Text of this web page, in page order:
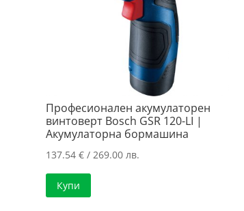
Професионален акумулаторен
винтоверт Bosch GSR 120-LI |
Акумулаторна бормашина
137.54€ / 269.00 лв.
Купи